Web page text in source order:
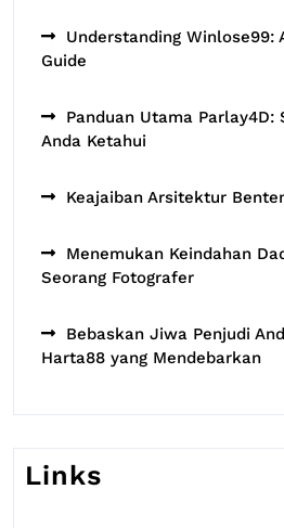
Understanding Winlose99:
Guide
Panduan Utama Parlay4D:
Anda Ketahui
Keajaiban Arsitektur
Menemukan Keindahan
Seorang Fotografer
Bebaskan Jiwa Penjudi
Harta88 yang Mendebarkan
Links